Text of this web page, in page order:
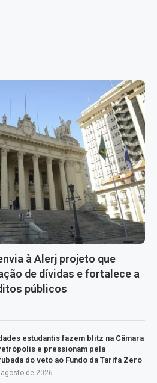
à Alerj projeto que
de dívidas e fortalece a
públicos
estudantis fazem blitz na Câmara
e pressionam pela
do veto ao Fundo da Tarifa Zero
de 2026